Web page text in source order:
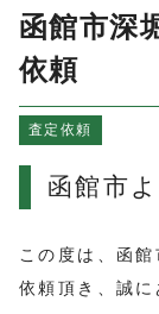
函館市深
依頼
査定依頼
函館市
この度は、函
依頼頂き、誠に